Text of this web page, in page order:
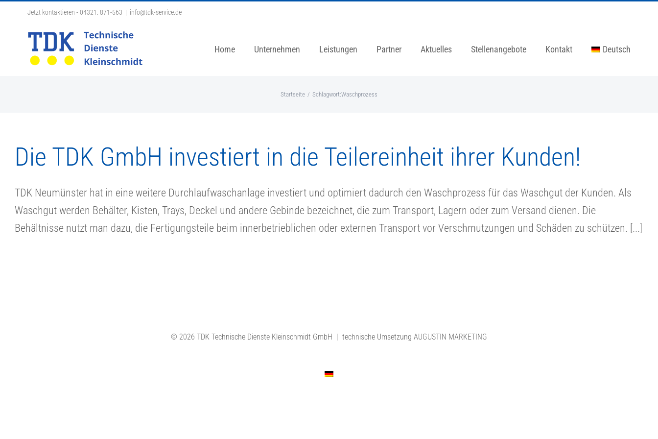
Jetzt kontaktieren - 04321. 871-563 | info@tdk-service.de
Home Unternehmen Leistungen Partner Aktuelles Stellenangebote Kontakt Deutsch
Startseite Schlagwort:Waschprozess
Die TDK GmbH investiert in die Teilereinheit ihrer Kunden!
TDK Neumünster hat in eine weitere Durchlaufwaschanlage investiert und optimiert dadurch den Waschprozess für das Waschgut der Kunden. Als
Waschgut werden Behälter, Kisten, Trays, Deckel und andere Gebinde bezeichnet, die zum Transport, Lagern oder zum Versand dienen. Die
Behältnisse nutzt man dazu, die Fertigungsteile beim innerbetrieblichen oder externen Transport vor Verschmutzungen und Schäden zu schützen. [...]
© 2026 TDK Technische Dienste Kleinschmidt GmbH | technische Umsetzung AUGUSTIN MARKETING